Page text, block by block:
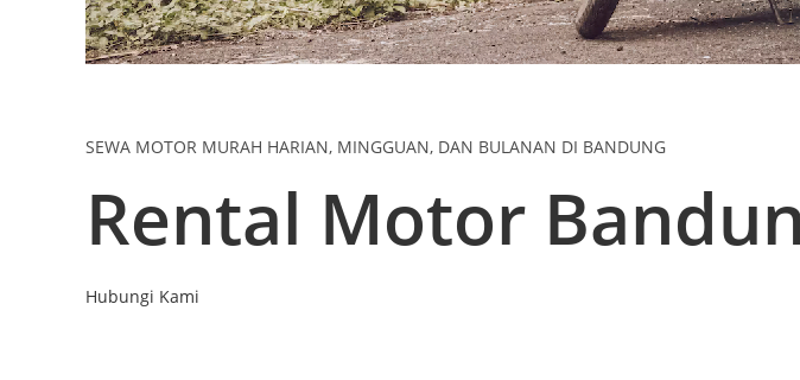
SEWA MOTOR MURAH HARIAN, MINGGUAN, DAN BULANAN DI BANDUNG
Rental Motor
Hubungi Kami